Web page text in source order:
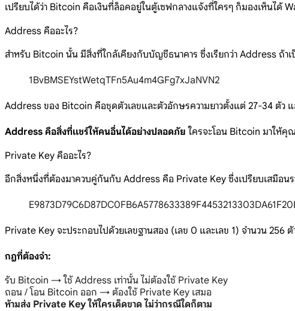
เปรียบได้ว่า Bitcoin คือเงินที่ล็อคอยู่ในตู้เซฟกลางแจ้งที่ใครๆ ก็มองเห็นไ
Address คืออะไร?
สำหรับ Bitcoin นั้น มีสิ่งที่ใกล้เคียงกับบัญชีธนาคาร ซึ่งเรียกว่า Address
1BvBMSEYstWetqTFn5Au4m4GFg7xJaNVN2
Address ของ Bitcoin คือชุดตัวเลขและตัวอักษรความยาวตั้งแต่ 27-34 ตั
Address คือสิ่งที่แชร์ให้คนอื่นได้อย่างปลอดภัย ใครจะโอน Bitcoin มาให้
Private Key คืออะไร?
อีกสิ่งหนึ่งที่ต้องมาควบคู่กันกับ Address คือ Private Key ซึ่งเปรียบเสมือน
Private Key จะประกอบไปด้วยเลขฐานสอง (เลข 0 และเลข 1) จำนวน
กฎที่ต้องจำ:
รับ Bitcoin → ใช้ Address เท่านั้น ไม่ต้องใช้ Private Key
ถอน / โอน Bitcoin ออก → ต้องใช้ Private Key เสมอ
ห้ามส่ง Private Key ให้ใครเด็ดขาด ไม่ว่ากรณีใดก็ตาม